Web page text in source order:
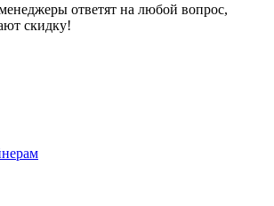
ответят на любой вопрос,
скидку!